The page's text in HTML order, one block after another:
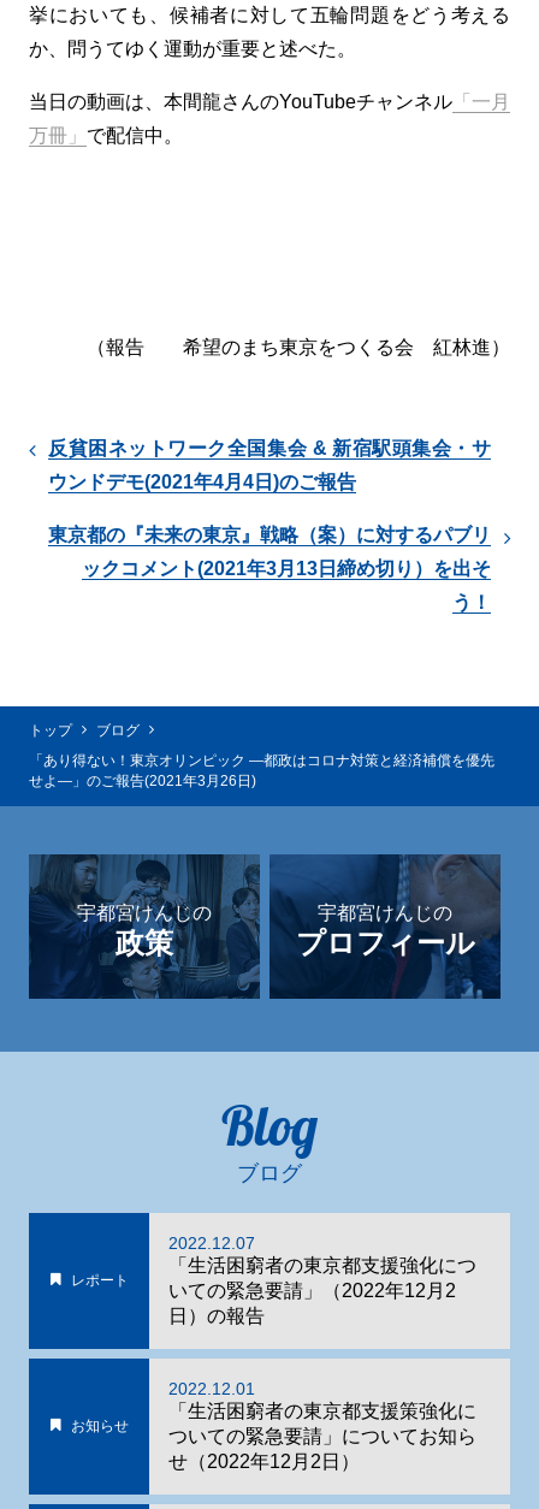
挙においても、候補者に対して五輪問題をどう考える
か、問うてゆく運動が重要と述べた。
当日の動画は、本間龍さんのYouTubeチャンネル 「一月
万冊」 で配信中。
（報告 希望のまち東京をつくる会 紅林進）
反貧困ネットワーク全国集会 & 新宿駅頭集会・サ
ウンドデモ(2021年4月4日)のご報告
東京都の『未来の東京』戦略（案）に対するパブリ
ックコメント(2021年3月13日締め切り）を出そ
う！
トップ
ブログ
「あり得ない！東京オリンピック ―都政はコロナ対策と経済補償を優先
せよ―」のご報告(2021年3月26日)
宇都宮けんじの
政策
宇都宮けんじの
プロフィール
Blog
ブログ
レポート
2022.12.07
「生活困窮者の東京都支援強化につ
いての緊急要請」（2022年12月2
日）の報告
お知らせ
2022.12.01
「生活困窮者の東京都支援策強化に
ついての緊急要請」についてお知ら
せ（2022年12月2日）